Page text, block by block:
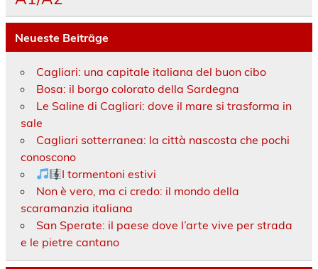
Neueste Beiträge
Cagliari: una capitale italiana del buon cibo
Bosa: il borgo colorato della Sardegna
Le Saline di Cagliari: dove il mare si trasforma in
sale
Cagliari sotterranea: la città nascosta che pochi
conoscono
I tormentoni estivi
Non è vero, ma ci credo: il mondo della
scaramanzia italiana
San Sperate: il paese dove l’arte vive per strada
e le pietre cantano